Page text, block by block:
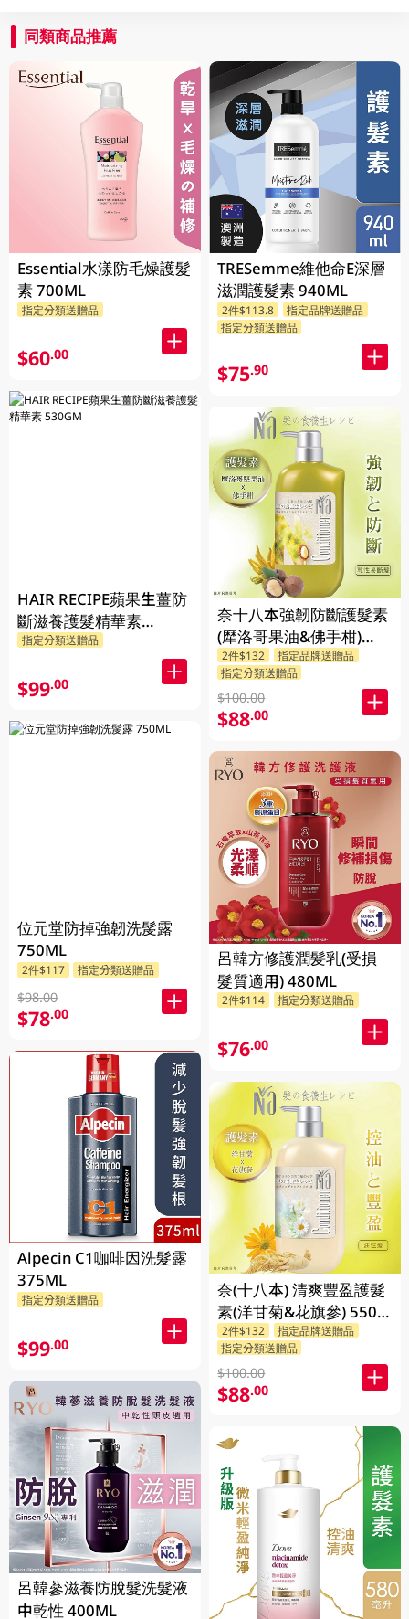
同類商品推薦
Essential水漾防毛燥護髮
素 700ML
指定分類送贈品
$60.00
HAIR RECIPE蘋果生薑防
斷滋養護髮精華素
530GM
指定分類送贈品
$99.00
位元堂防掉強韌洗髲露
750ML
2件$117 指定分類送贈品
$98.00
$78.00
Alpecin C1咖啡因洗髮露
375ML
指定分類送贈品
$99.00
呂韓蔘滋養防脫髮洗髮液
中乾性 400ML
TRESemme維他命E深層
滋潤護髮素 940ML
2件$113.8
指定品牌送贈品
指定分類送贈品
$75.90
奈十八本強韌防斷護髮素
(犘洛哥果油&佛手柑)
550ML
2件$132
指定品牌送贈品
指定分類送贈品
$100.00
$88.00
呂韓方修護潤髪乳(受損
髮質適用) 480ML
2件$114 指定分類送贈品
$76.00
奈(十八本) 清爽豐盈護髮
素(洋甘菊&花旗參) 550
ML
2件$132
指定品牌送贈品
指定分類送贈品
$100.00
$88.00